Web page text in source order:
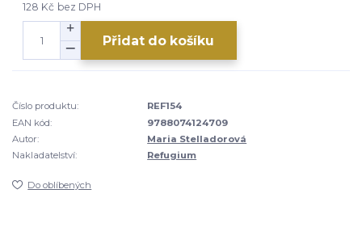
128 Kč bez DPH
Přidat do košíku
Číslo produktu:
REF154
EAN kód:
9788074124709
Autor:
Maria Stelladorová
Nakladatelství:
Refugium
Do oblíbených